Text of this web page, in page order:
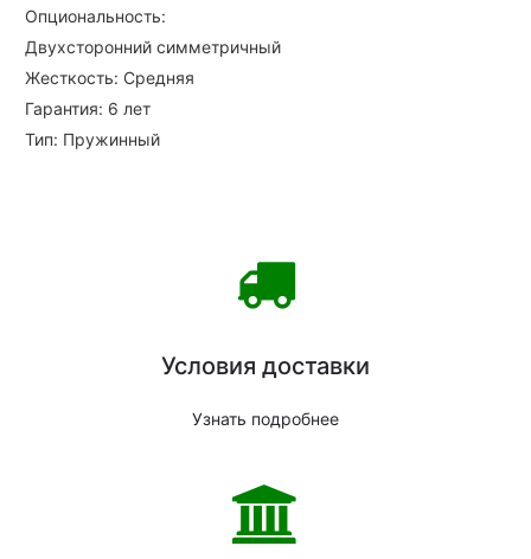
Опциональность:
Двухсторонний симметричный
Жесткость: Средняя
Гарантия: 6 лет
Тип: Пружинный
Условия доставки
Узнать подробнее